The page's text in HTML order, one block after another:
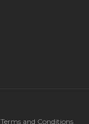
Terms and Conditions